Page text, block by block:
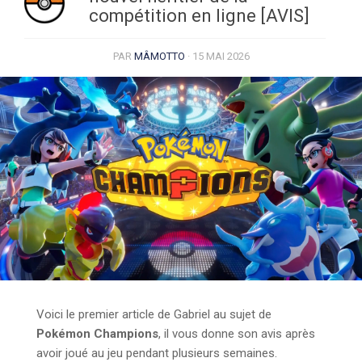
compétition en ligne [AVIS]
PAR MÂMOTTO · 15 MAI 2026
Voici le premier article de Gabriel au sujet de
Pokémon Champions, il vous donne son avis après
avoir joué au jeu pendant plusieurs semaines.